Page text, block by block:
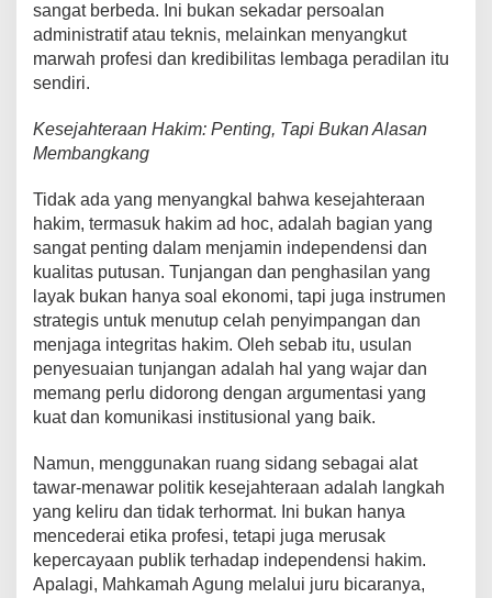
sangat berbeda. Ini bukan sekadar persoalan
administratif atau teknis, melainkan menyangkut
marwah profesi dan kredibilitas lembaga peradilan itu
sendiri.
Kesejahteraan Hakim: Penting, Tapi Bukan Alasan
Membangkang
Tidak ada yang menyangkal bahwa kesejahteraan
hakim, termasuk hakim ad hoc, adalah bagian yang
sangat penting dalam menjamin independensi dan
kualitas putusan. Tunjangan dan penghasilan yang
layak bukan hanya soal ekonomi, tapi juga instrumen
strategis untuk menutup celah penyimpangan dan
menjaga integritas hakim. Oleh sebab itu, usulan
penyesuaian tunjangan adalah hal yang wajar dan
memang perlu didorong dengan argumentasi yang
kuat dan komunikasi institusional yang baik.
Namun, menggunakan ruang sidang sebagai alat
tawar-menawar politik kesejahteraan adalah langkah
yang keliru dan tidak terhormat. Ini bukan hanya
mencederai etika profesi, tetapi juga merusak
kepercayaan publik terhadap independensi hakim.
Apalagi, Mahkamah Agung melalui juru bicaranya,